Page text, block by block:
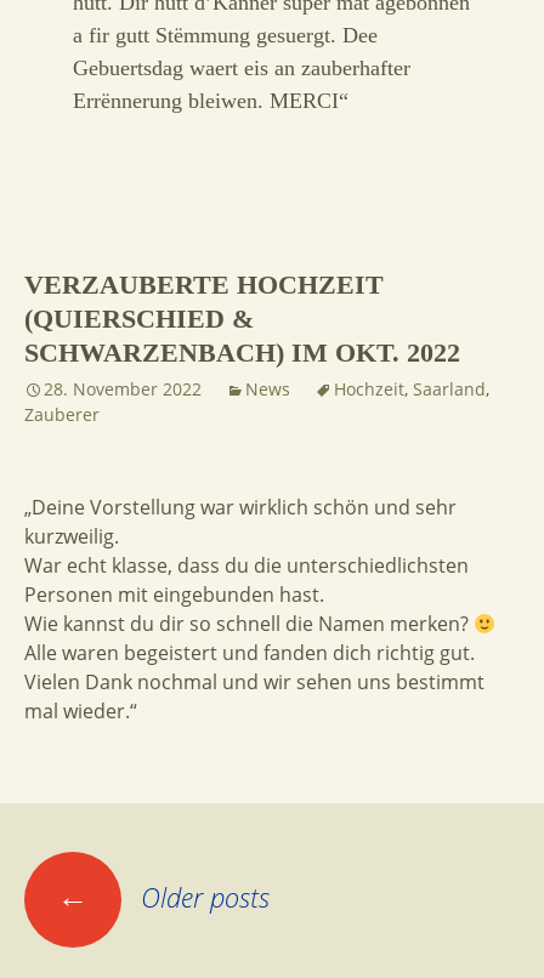
a fir gutt Stëmmung gesuergt. Dee
Gebuertsdag waert eis an zauberhafter
Errënnerung bleiwen. MERCI“
VERZAUBERTE HOCHZEIT
(QUIERSCHIED &
SCHWARZENBACH) IM OKT. 2022
28. November 2022 News Hochzeit, Saarland,
Zauberer
„Deine Vorstellung war wirklich schön und sehr
kurzweilig.
War echt klasse, dass du die unterschiedlichsten
Personen mit eingebunden hast.
Wie kannst du dir so schnell die Namen merken?
Alle waren begeistert und fanden dich richtig gut.
Vielen Dank nochmal und wir sehen uns bestimmt
mal wieder.“
Posts
navigation
← Older posts